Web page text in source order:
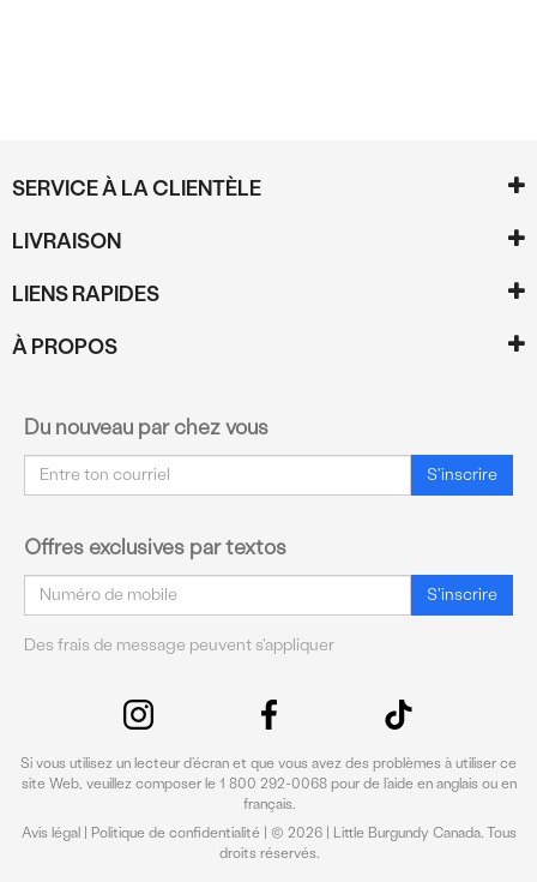
SERVICE À LA CLIENTÈLE
LIVRAISON
LIENS RAPIDES
À PROPOS
Du nouveau par chez vous
Courriel S'inscrire
Offres exclusives par textos
Courriel S'inscrire
Des frais de message peuvent s'appliquer
Avis légal| Politique de confidentialité | © 2026 | Little Burgundy Canada. Tous
droits réservés.
Si vous utilisez un lecteur d’écran et que vous avez des problèmes à utiliser ce
site Web, veuillez composer le 1 800 292-0068 pour de l’aide en anglais ou en
français.